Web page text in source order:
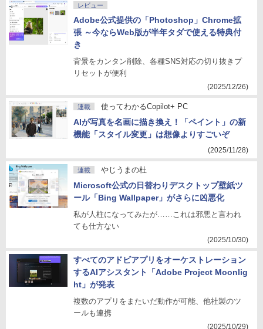
レビュー
Adobe公式提供の「Photoshop」Chrome拡
張 ～今ならWeb版が半年タダで使える特典付
き
背景をカンタン削除、各種SNS対応の切り抜きプ
リセットが便利
(2025/12/26)
連載 使ってわかるCopilot+ PC
AIが写真を名画に描き換え！「ペイント」の新
機能「スタイル変更」は想像よりすごいぞ
(2025/11/28)
連載 やじうまの杜
Microsoft公式の日替わりデスクトップ壁紙ツ
ール「Bing Wallpaper」がさらに凶悪化
私が人柱になってみたが……これは邪悪と言われ
ても仕方ない
(2025/10/30)
すべてのアドビアプリをオーケストレーション
するAIアシスタント「Adobe Project Moonlig
ht」が発表
複数のアプリをまたいだ動作が可能、他社製のツ
ールも連携
(2025/10/29)